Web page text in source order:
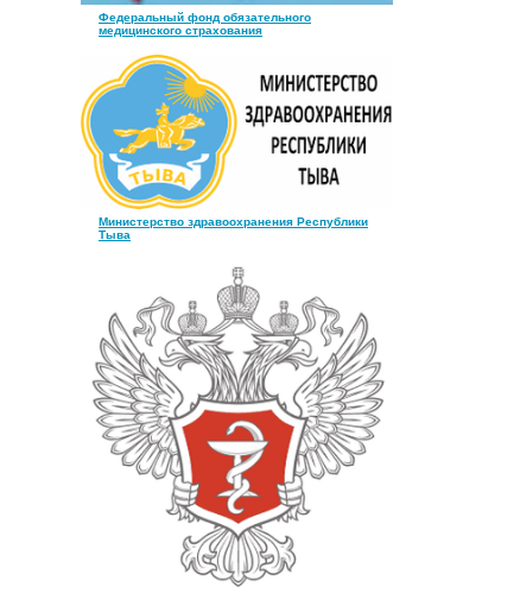
Федеральный фонд обязательного
медицинского страхования
Министерство здравоохранения Республики
Тыва